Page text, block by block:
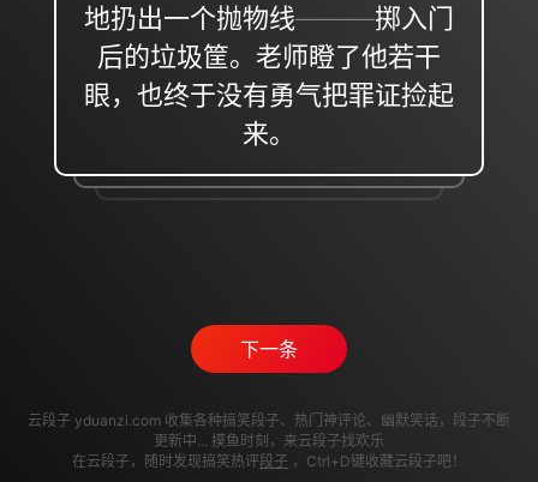
地扔出一个抛物线———掷入门
后的垃圾筐。老师瞪了他若干
眼，也终于没有勇气把罪证捡起
来。
下一条
云段子 yduanzi.com 收集各种搞笑段子、热门神评论、幽默笑话，段子不断
更新中... 摸鱼时刻，来云段子找欢乐
在云段子，随时发现搞笑热评段子 ，Ctrl+D键收藏云段子吧！